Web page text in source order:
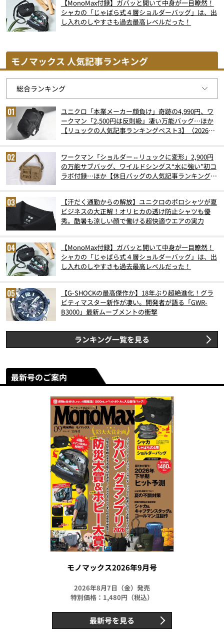
【MonoMax付録】ガバッと開いて中身が一目瞭然！
シャカの「じゃばら式４層ショルダーバッグ」は、出
し入れのしやすさも過去最高レベルだった！
モノマックス 人気記事ランキング
ユニクロ「本業メーカー顔負け」奇跡の4,990円、ワ
ークマン「2,500円は反則級」凄い万能バッグ…ほか
【リュックの人気記事ランキングベスト3】（2026年
ワークマン「ショルダー⇔リュックに変形」2,900円
の万能サブバッグ、ワイルドシングス“水に強い”初コ
ラボ付録…ほか【休日バッグの人気記事ランキングベ
【汗だく通勤からの解放】ユニクロのポロシャツが夏
ビジネスの大正解！オリヒカの透け防止シャツも優
秀。酷暑も涼しい顔で働ける超快適ウエアの実力
【MonoMax付録】ガバッと開いて中身が一目瞭然！
シャカの「じゃばら式４層ショルダーバッグ」は、出
し入れのしやすさも過去最高レベルだった！
【G-SHOCKの最高傑作か】18年ぶり超絶進化！グラ
ビティマスター新作が凄い。開発者が語る「GWR-
B3000」最新ムーブメントの衝撃
ランキング一覧を見る
最新号のご案内
モノマックス2026年9月号
2026年8月7日（金）発売
特別価格：1,480円（税込）
最新号を見る